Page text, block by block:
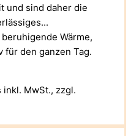
und sind daher die
Wärme,
für den ganzen Tag.
inkl. MwSt., zzgl.